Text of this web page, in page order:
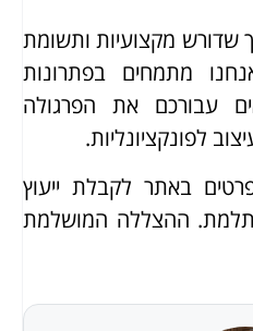
שדורש מקצועיות ותשומת
מתמחים בפתרונות
עבורכם את הפרגולה
לפונקציונליות.
באתר לקבלת ייעוץ
ההצללה המושלמת